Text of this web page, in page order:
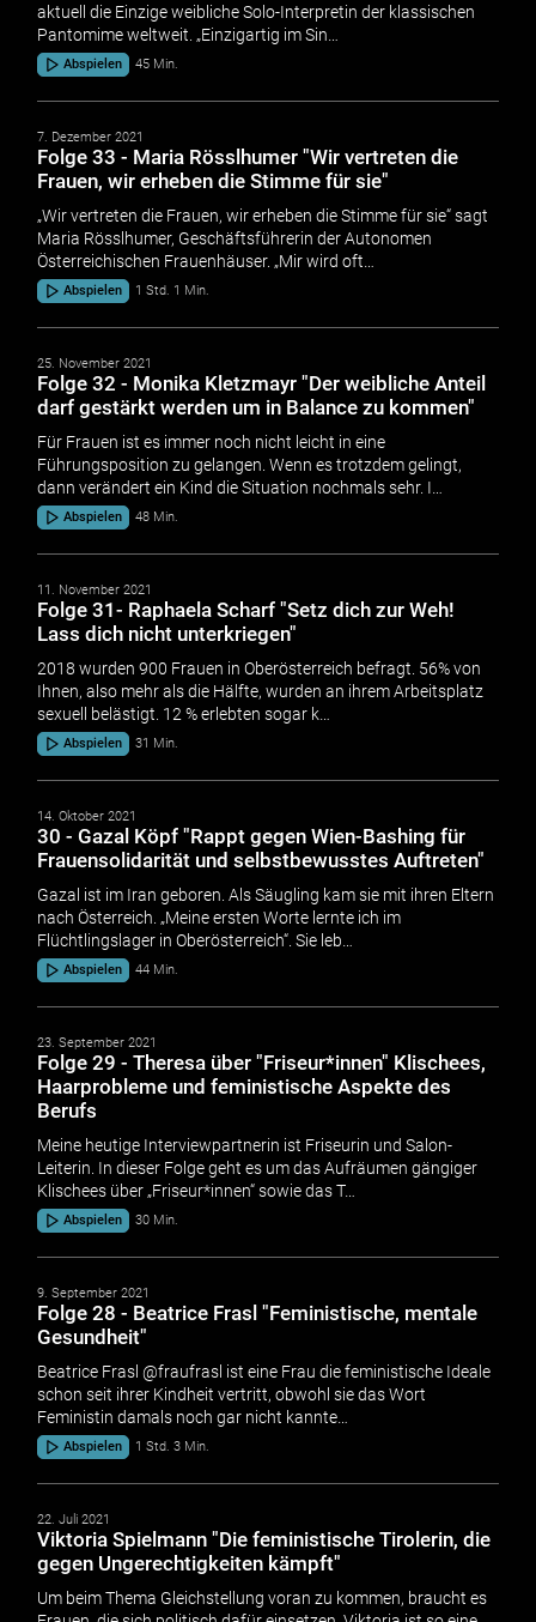
aktuell die Einzige weibliche Solo-Interpretin der klassischen
Pantomime weltweit. „Einzigartig im Sin…
Abspielen 45 Min.
7. Dezember 2021
Folge 33 - Maria Rösslhumer "Wir vertreten die
Frauen, wir erheben die Stimme für sie"
„Wir vertreten die Frauen, wir erheben die Stimme für sie“ sagt
Maria Rösslhumer, Geschäftsführerin der Autonomen
Österreichischen Frauenhäuser. „Mir wird oft…
Abspielen 1 Std. 1 Min.
25. November 2021
Folge 32 - Monika Kletzmayr "Der weibliche Anteil
darf gestärkt werden um in Balance zu kommen"
Für Frauen ist es immer noch nicht leicht in eine
Führungsposition zu gelangen. Wenn es trotzdem gelingt,
dann verändert ein Kind die Situation nochmals sehr. I…
Abspielen 48 Min.
11. November 2021
Folge 31- Raphaela Scharf "Setz dich zur Weh!
Lass dich nicht unterkriegen"
2018 wurden 900 Frauen in Oberösterreich befragt. 56% von
Ihnen, also mehr als die Hälfte, wurden an ihrem Arbeitsplatz
sexuell belästigt. 12 % erlebten sogar k…
Abspielen 31 Min.
14. Oktober 2021
30 - Gazal Köpf "Rappt gegen Wien-Bashing für
Frauensolidarität und selbstbewusstes Auftreten"
Gazal ist im Iran geboren. Als Säugling kam sie mit ihren Eltern
nach Österreich. „Meine ersten Worte lernte ich im
Flüchtlingslager in Oberösterreich“. Sie leb…
Abspielen 44 Min.
23. September 2021
Folge 29 - Theresa über "Friseur*innen" Klischees,
Haarprobleme und feministische Aspekte des
Berufs
Meine heutige Interviewpartnerin ist Friseurin und Salon-
Leiterin. In dieser Folge geht es um das Aufräumen gängiger
Klischees über „Friseur*innen“ sowie das T…
Abspielen 30 Min.
9. September 2021
Folge 28 - Beatrice Frasl "Feministische, mentale
Gesundheit"
Beatrice Frasl @fraufrasl ist eine Frau die feministische Ideale
schon seit ihrer Kindheit vertritt, obwohl sie das Wort
Feministin damals noch gar nicht kannte…
Abspielen 1 Std. 3 Min.
22. Juli 2021
Viktoria Spielmann "Die feministische Tirolerin, die
gegen Ungerechtigkeiten kämpft"
Um beim Thema Gleichstellung voran zu kommen, braucht es